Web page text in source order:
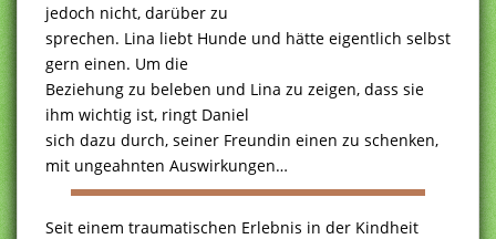
jedoch nicht, darüber zu
sprechen. Lina liebt Hunde und hätte eigentlich selbst
gern einen. Um die
Beziehung zu beleben und Lina zu zeigen, dass sie
ihm wichtig ist, ringt Daniel
sich dazu durch, seiner Freundin einen zu schenken,
mit ungeahnten Auswirkungen…
Seit einem traumatischen Erlebnis in der Kindheit